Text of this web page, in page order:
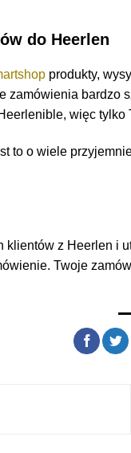
do Heerlen
produkty,
zamówienia bardzo
więc tylko
to o wiele
klientów z Heerlen i
Twoje